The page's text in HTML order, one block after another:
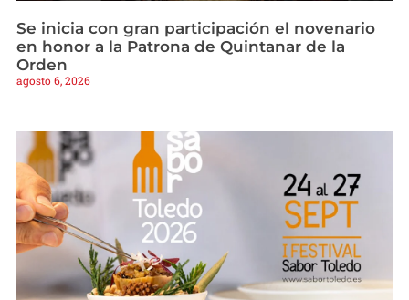
Se inicia con gran participación el novenario
en honor a la Patrona de Quintanar de la
Orden
agosto 6, 2026